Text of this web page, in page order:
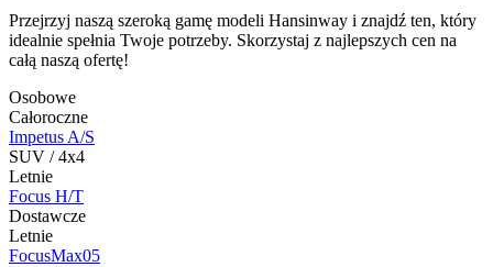
Przejrzyj naszą szeroką gamę modeli Hansinway i znajdź ten, który
idealnie spełnia Twoje potrzeby. Skorzystaj z najlepszych cen na
całą naszą ofertę!
Osobowe
Całoroczne
Impetus A/S
SUV / 4x4
Letnie
Focus H/T
Dostawcze
Letnie
FocusMax05